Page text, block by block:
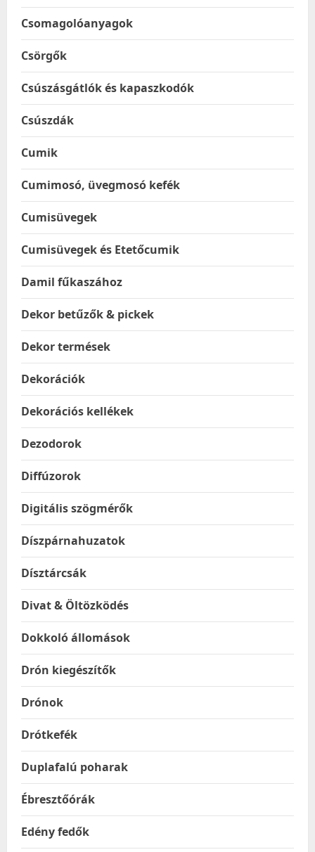
Csomagolóanyagok
Csörgők
Csúszásgátlók és kapaszkodók
Csúszdák
Cumik
Cumimosó, üvegmosó kefék
Cumisüvegek
Cumisüvegek és Etetőcumik
Damil fűkaszához
Dekor betűzők & pickek
Dekor termések
Dekorációk
Dekorációs kellékek
Dezodorok
Diffúzorok
Digitális szögmérők
Díszpárnahuzatok
Dísztárcsák
Divat & Öltözködés
Dokkoló állomások
Drón kiegészítők
Drónok
Drótkefék
Duplafalú poharak
Ébresztőórák
Edény fedők